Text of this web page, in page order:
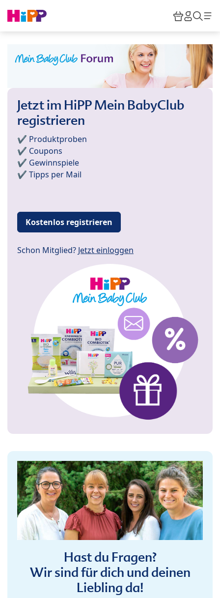
HiPP
Jetzt im HiPP Mein BabyClub
registrieren
✔️ Produktproben
✔️ Coupons
✔️ Gewinnspiele
✔️ Tipps per Mail
Kostenlos registrieren
Schon Mitglied? Jetzt einloggen
Hast du Fragen?
Wir sind für dich und deinen
Liebling da!